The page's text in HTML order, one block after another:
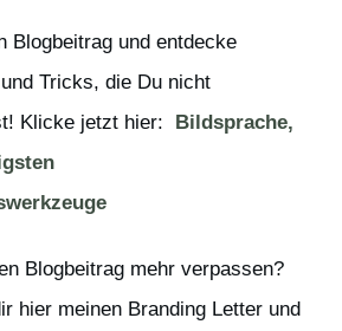
Blogbeitrag und entdecke
Tricks, die Du nicht
Klicke jetzt hier:
Bildsprache,
Blogbeitrag mehr verpassen?
hier meinen Branding Letter und